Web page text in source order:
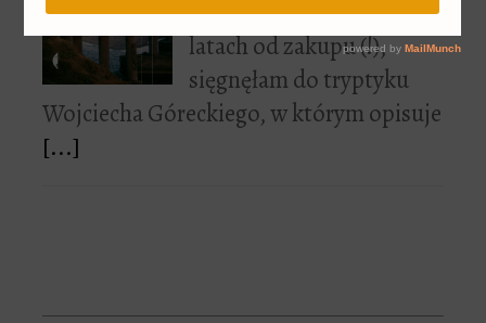
W końcu, po trzech
latach od zakupu (!),
sięgnęłam do tryptyku
Wojciecha Góreckiego, w którym opisuje
[...]